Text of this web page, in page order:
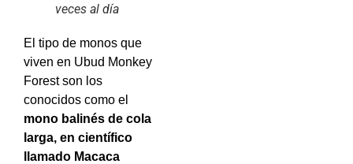
veces al día
El tipo de monos que
viven en Ubud Monkey
Forest son los
conocidos como el
mono balinés de cola
larga, en científico
llamado Macaca